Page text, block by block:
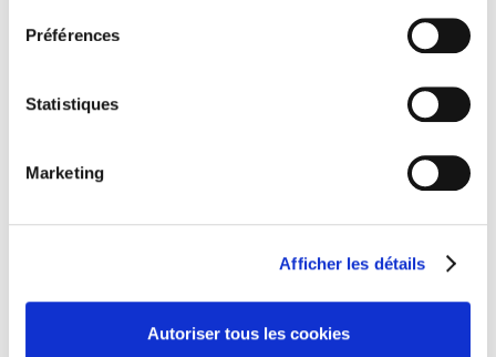
Préférences
Statistiques
Marketing
Afficher les détails
Autoriser tous les cookies